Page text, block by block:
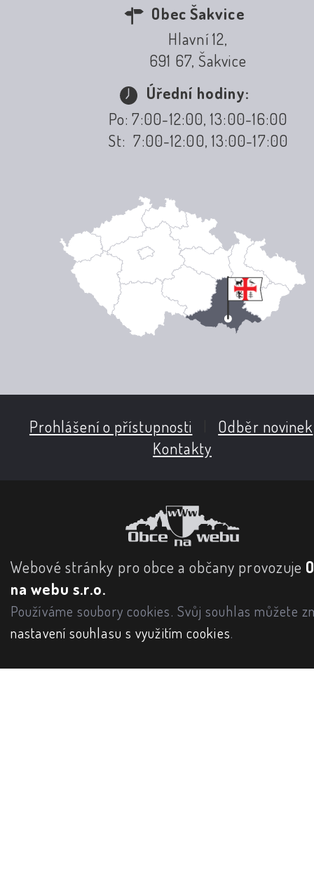
Obec Šakvice
Hlavní 12,
691 67, Šakvice
Úřední hodiny:
Po: 7:00-12:00, 13:00-16:00
St: 7:00-12:00, 13:00-17:00
Prohlášení o přístupnosti Odběr novinek
Kontakty
Webové stránky pro obce a občany provozuje
na webu s.r.o.
Používáme soubory cookies. Svůj souhlas můžete
nastavení souhlasu s využitím cookies.